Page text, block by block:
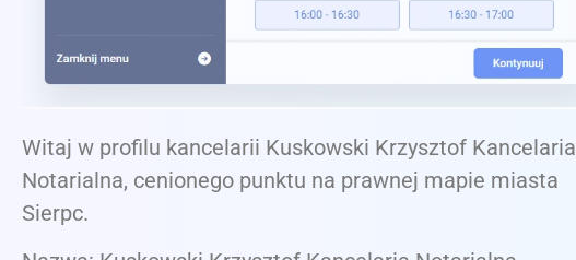
Witaj w profilu kancelarii Kuskowski Krzysztof Kancelaria
Notarialna, cenionego punktu na prawnej mapie miasta
Sierpc.